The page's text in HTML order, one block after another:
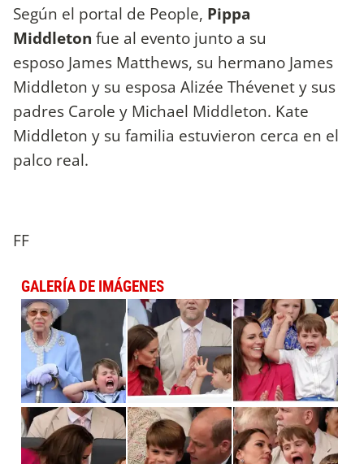
Según el portal de People, Pippa
Middleton fue al evento junto a su
esposo James Matthews, su hermano James
Middleton y su esposa Alizée Thévenet y sus
padres Carole y Michael Middleton. Kate
Middleton y su familia estuvieron cerca en el
palco real.
FF
GALERÍA DE IMÁGENES